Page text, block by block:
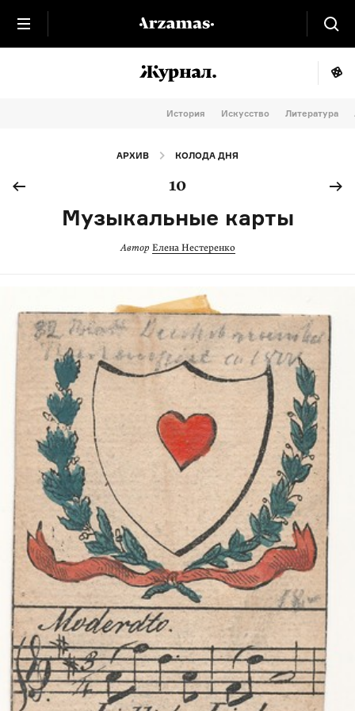
История Искусство Литература
АРХИВ КОЛОДА ДНЯ
10
Музыкальные карты
Автор Елена Нестеренко